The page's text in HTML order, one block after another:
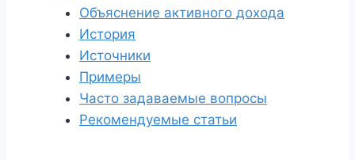
Объяснение активного дохода
История
Источники
Примеры
Часто задаваемые вопросы
Рекомендуемые статьи